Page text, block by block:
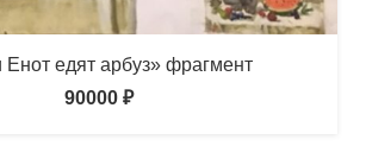
Енот едят арбуз» фрагмент
90000 ₽